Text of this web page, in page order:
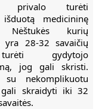
privalo turėti
medicininę
Nėštukės kurių
yra 28-32 savaičių
gydytojo
jog gali skristi.
su nekomplikuotu
gali skraidyti iki 32